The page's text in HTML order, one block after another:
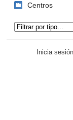
Centros
Inicia